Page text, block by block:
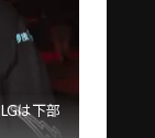
は下部